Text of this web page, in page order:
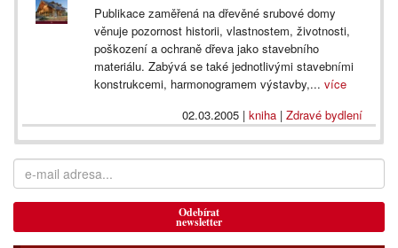
Publikace zaměřená na dřevěné srubové domy
věnuje pozornost historii, vlastnostem, životnosti,
poškození a ochraně dřeva jako stavebního
materiálu. Zabývá se také jednotlivými stavebními
konstrukcemi, harmonogramem výstavby,...více
02.03.2005| kniha| Zdravé bydlení
Odebírat
newsletter